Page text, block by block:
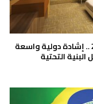
500 ألف غرفة فندقية بحلول 2030 .. إشادة دولية واسعة
التحتية